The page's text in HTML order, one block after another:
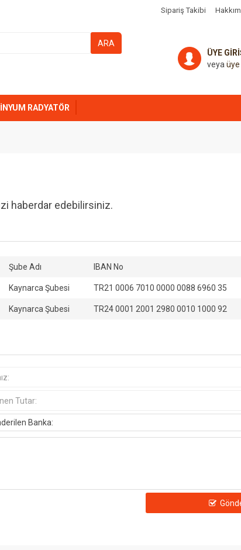
Sipariş Takibi
ARA
ÜYE
veya üye
RADYATÖR
haberdar edebilirsiniz.
Şube Adı IBAN No
Kaynarca Şubesi TR21 0006 7010 0000 0088 6960 35
Kaynarca Şubesi TR24 0001 2001 2980 0010 1000 92